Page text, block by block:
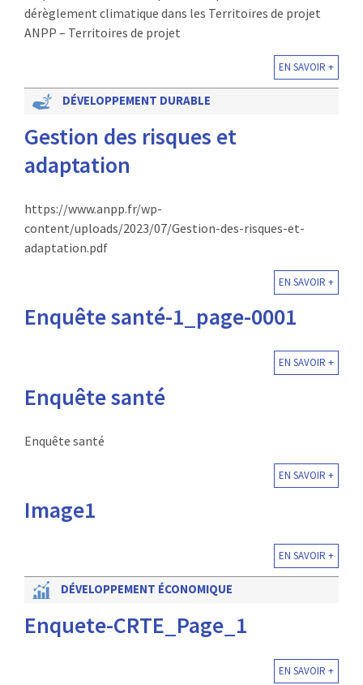
dérèglement climatique dans les Territoires de projet
ANPP – Territoires de projet
EN SAVOIR +
DÉVELOPPEMENT DURABLE
Gestion des risques et
adaptation
https://www.anpp.fr/wp-
content/uploads/2023/07/Gestion-des-risques-et-
adaptation.pdf
EN SAVOIR +
Enquête santé-1_page-0001
EN SAVOIR +
Enquête santé
Enquête santé
EN SAVOIR +
Image1
EN SAVOIR +
DÉVELOPPEMENT ÉCONOMIQUE
Enquete-CRTE_Page_1
EN SAVOIR +